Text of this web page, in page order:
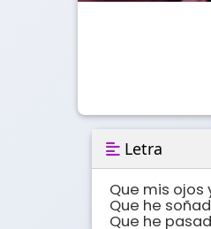
Letra
Que mis ojos
Que he
Que he